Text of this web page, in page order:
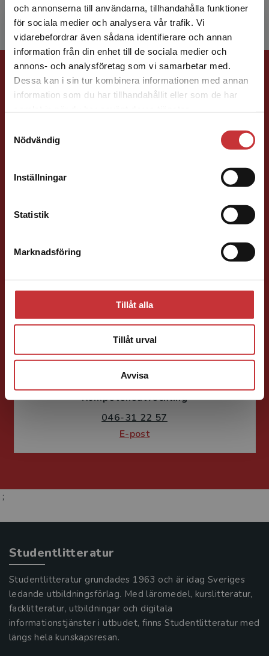
och annonserna till användarna, tillhandahålla funktioner
för sociala medier och analysera vår trafik. Vi
vidarebefordrar även sådana identifierare och annan
information från din enhet till de sociala medier och
annons- och analysföretag som vi samarbetar med.
Dessa kan i sin tur kombinera informationen med annan
information som du har tillhandahållit eller som de har
Nödvändig
Inställningar
Statistik
Marknadsföring
Tillåt alla
Tillåt urval
Avvisa
Begränsad fraktregion
Det verkar som att du besöker
studentlitteratur.se via en enhet utanför Sverige.
Vi erbjuder inte leveranser utanför Sverige. För
att kunna slutföra ett köp måste
Förlagskontakt
Förlagskoordinator Kurslitteratur och
Kompetensutveckling
046-31 22 57
E-post
;
Studentlitteratur
Studentlitteratur grundades 1963 och är idag Sveriges
ledande utbildningsförlag. Med läromedel, kurslitteratur,
facklitteratur, utbildningar och digitala
informationstjänster i utbudet, finns Studentlitteratur med
längs hela kunskapsresan.